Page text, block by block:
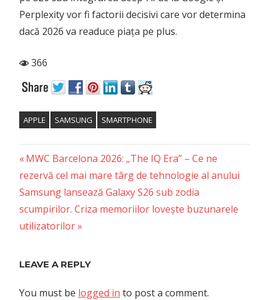
Perplexity vor fi factorii decisivi care vor determina
dacă 2026 va readuce piața pe plus.
366
APPLE SAMSUNG SMARTPHONE
Post
navigation
Previous
Post:
MWC Barcelona 2026: „The IQ Era” – Ce ne
rezervă cel mai mare târg de tehnologie al anului
Next
Post:
Samsung lansează Galaxy S26 sub zodia
scumpirilor. Criza memoriilor lovește buzunarele
utilizatorilor
LEAVE A REPLY
You must be logged in to post a comment.